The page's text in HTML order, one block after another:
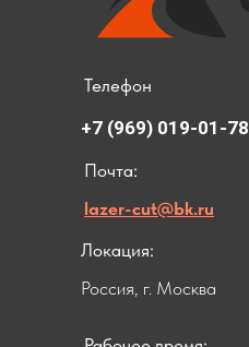
Почта:
lazer-cut@bk.ru
Телефон
+7 (969) 019-01-78
Локация:
Россия, г. Москва